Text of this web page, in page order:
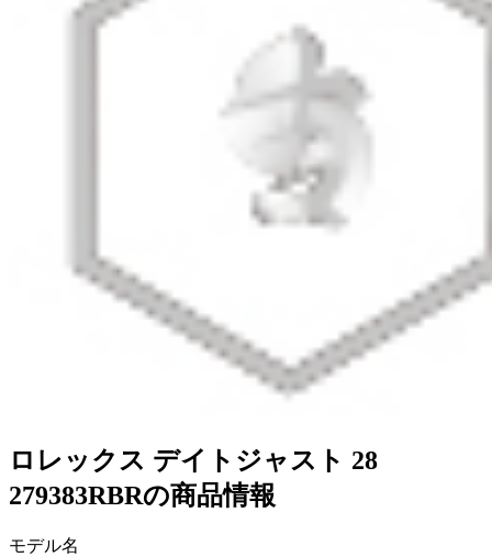
ロレックス デイトジャスト 28
279383RBRの商品情報
モデル名